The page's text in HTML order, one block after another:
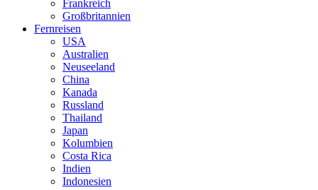
Frankreich
Großbritannien
Fernreisen
USA
Australien
Neuseeland
China
Kanada
Russland
Thailand
Japan
Kolumbien
Costa Rica
Indien
Indonesien